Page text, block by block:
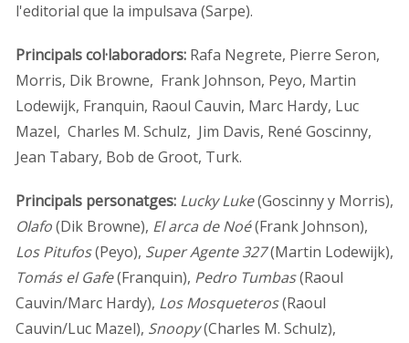
l'editorial que la impulsava (Sarpe).
Principals col·laboradors:Rafa Negrete, Pierre Seron,
Morris, Dik Browne, Frank Johnson, Peyo, Martin
Lodewijk, Franquin, Raoul Cauvin, Marc Hardy, Luc
Mazel, Charles M. Schulz, Jim Davis, René Goscinny,
Jean Tabary, Bob de Groot, Turk.
Principals personatges: Lucky Luke(Goscinny y Morris),
Olafo(Dik Browne), El arca de Noé(Frank Johnson),
Los Pitufos(Peyo), Super Agente 327(Martin Lodewijk),
Tomás el Gafe(Franquin), Pedro Tumbas(Raoul
Cauvin/Marc Hardy), Los Mosqueteros(Raoul
Cauvin/Luc Mazel), Snoopy(Charles M. Schulz),